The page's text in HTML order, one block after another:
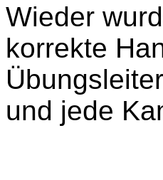
Wieder
korrekte
und jede